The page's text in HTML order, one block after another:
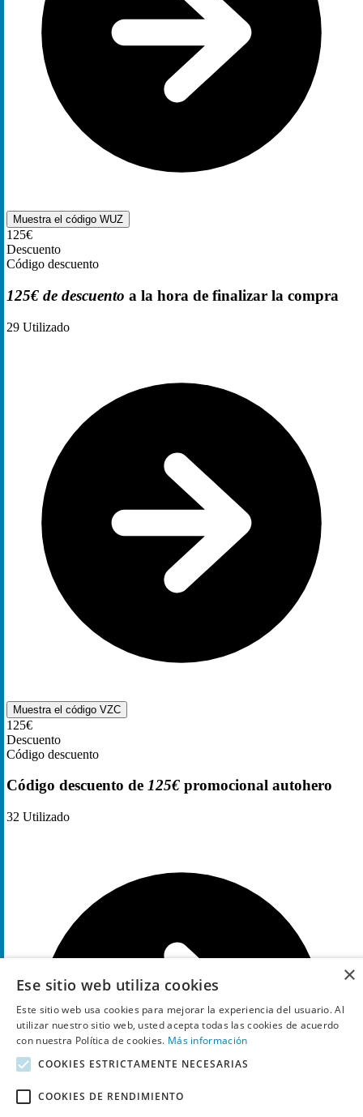
Muestra el código WUZ
125€
Descuento
Código descuento
125€ de descuento a la hora de finalizar la compra
29 Utilizado
Muestra el código VZC
125€
Descuento
Código descuento
Código descuento de 125€ promocional autohero
32 Utilizado
×
Ese sitio web utiliza cookies
Este sitio web usa cookies para mejorar la experiencia del usuario. Al
utilizar nuestro sitio web, usted acepta todas las cookies de acuerdo
con nuestra Política de cookies. Más información
COOKIES ESTRICTAMENTE NECESARIAS
COOKIES DE RENDIMIENTO